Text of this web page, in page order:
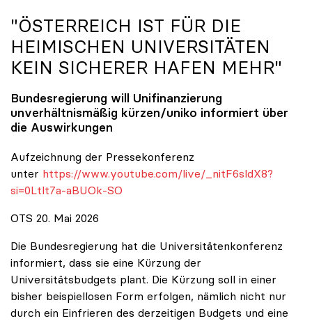
"ÖSTERREICH IST FÜR DIE
HEIMISCHEN UNIVERSITÄTEN
KEIN SICHERER HAFEN MEHR"
Bundesregierung will Unifinanzierung
unverhältnismäßig kürzen/uniko informiert über
die Auswirkungen
Aufzeichnung der Pressekonferenz
unter https://www.youtube.com/live/_nitF6sldX8?
si=0Ltlt7a-aBUOk-SO
OTS 20. Mai 2026
Die Bundesregierung hat die Universitätenkonferenz
informiert, dass sie eine Kürzung der
Universitätsbudgets plant. Die Kürzung soll in einer
bisher beispiellosen Form erfolgen, nämlich nicht nur
durch ein Einfrieren des derzeitigen Budgets und eine